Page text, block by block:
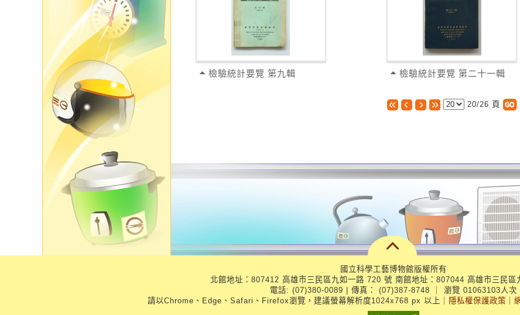
檢驗統計要覽 第九輯 檢驗統計要覽 第二十一輯
20/26 頁
國立科學工藝博物館版權所有
北館地址：807412 高雄市三民區九如一路 720 號 南館地址：807044 高雄市三民區
電話: (07)380-0089 | 傳真： (07)387-8748
瀏覽 01063103人次
請以Chrome、Edge、Safari、Firefox瀏覽，建議螢幕解析度1024x768 px 以上
隱私權保護政策